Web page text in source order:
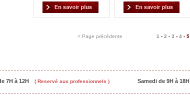
< Page précédente 1 - 2 - 3 - 4 - 5
7H à 12H ( Reservé aux professionnels ) Samedi de 9H à 18H